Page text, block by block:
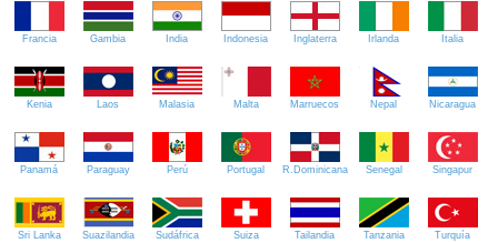
Francia Gambia India Indonesia Inglaterra Irlanda Italia
Kenia Laos Malasia Malta Marruecos Nepal Nicaragua
Panamá Paraguay Perú Portugal R.Dominicana Senegal Singapur
Sri Lanka Suazilandia Sudáfrica Suiza Tailandia Tanzania Turquía